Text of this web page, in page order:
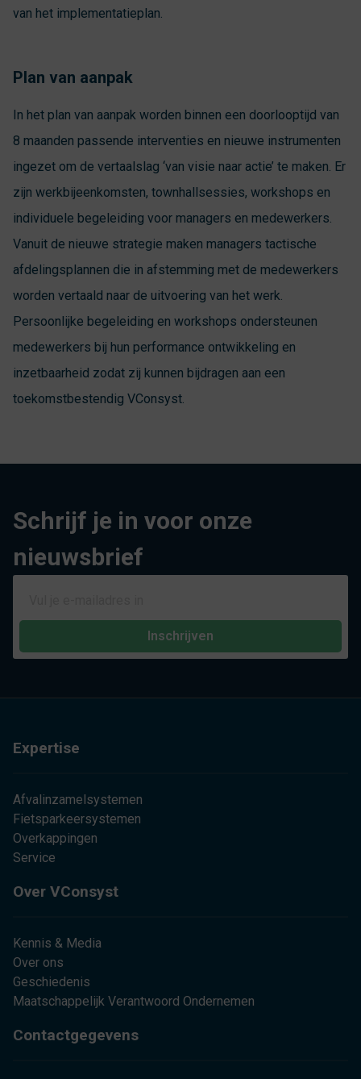
van het implementatieplan.
Plan van aanpak
In het plan van aanpak worden binnen een doorlooptijd van
8 maanden passende interventies en nieuwe instrumenten
ingezet om de vertaalslag ‘van visie naar actie’ te maken. Er
zijn werkbijeenkomsten, townhallsessies, workshops en
individuele begeleiding voor managers en medewerkers.
Vanuit de nieuwe strategie maken managers tactische
afdelingsplannen die in afstemming met de medewerkers
worden vertaald naar de uitvoering van het werk.
Persoonlijke begeleiding en workshops ondersteunen
medewerkers bij hun performance ontwikkeling en
inzetbaarheid zodat zij kunnen bijdragen aan een
toekomstbestendig VConsyst.
Schrijf je in voor onze
nieuwsbrief
Inschrijven
Expertise
Afvalinzamelsystemen
Fietsparkeersystemen
Overkappingen
Service
Over VConsyst
Kennis & Media
Over ons
Geschiedenis
Maatschappelijk Verantwoord Ondernemen
Contactgegevens